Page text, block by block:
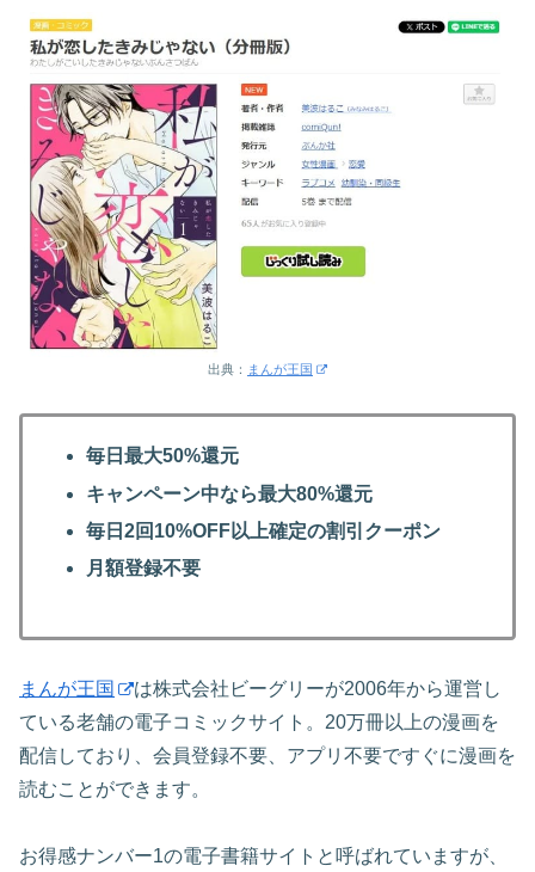
出典： まんが王国
毎日最大50%還元
キャンペーン中なら最大80%還元
毎日2回10%OFF以上確定の割引クーポン
月額登録不要
まんが王国
は株式会社ビーグリーが2006年から運営し
ている老舗の電子コミックサイト。20万冊以上の漫画を
配信しており、会員登録不要、アプリ不要ですぐに漫画を
読むことができます。
お得感ナンバー1の電子書籍サイトと呼ばれていますが、